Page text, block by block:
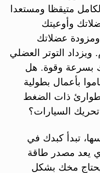
متيقظا ومستعدا
وأوعيتك
عضلاتك
ويزداد التوتر العضلي
بسرعة وقوة. هل
بأعمال بطولية
ذات الضغط
تحريك السيارات؟
تبدأ كبدك في
يعد مصدر طاقة
مخك بشكل